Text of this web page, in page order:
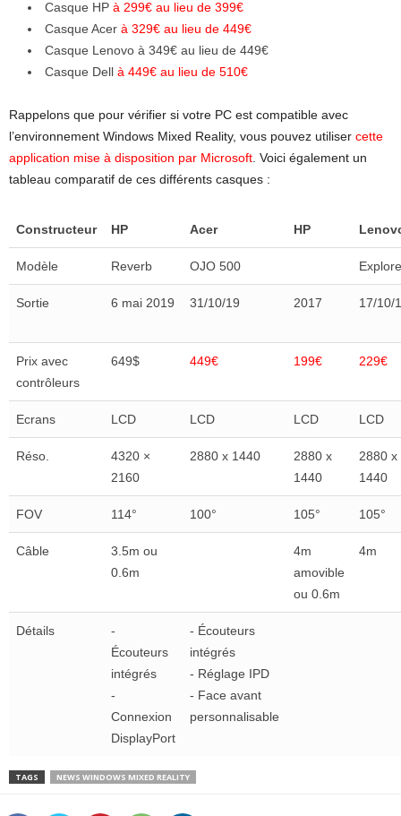
Casque HP à 299€ au lieu de 399€
Casque Acer à 329€ au lieu de 449€
Casque Lenovo à 349€ au lieu de 449€
Casque Dell à 449€ au lieu de 510€
Rappelons que pour vérifier si votre PC est compatible avec
l’environnement Windows Mixed Reality, vous pouvez utiliser cette
application mise à disposition par Microsoft. Voici également un
tableau comparatif de ces différents casques :
Constructeur HP Acer HP
Modèle Reverb OJO 500
Sortie 6 mai 2019 31/10/19 2017 17/10/
Prix avec
contrôleurs
649$ 449€ 199€ 229€
Ecrans LCD LCD LCD LCD
Réso.
4320 ×
2160
2880 x 1440
2880 x
1440
2880 x
1440
FOV 114° 100° 105° 105°
Câble
3.5m ou
0.6m
4m
amovible
ou 0.6m
4m
Détails
-
Écouteurs
intégrés
-
Connexion
DisplayPort
- Écouteurs
intégrés
- Réglage IPD
- Face avant
personnalisable
TAGS NEWS WINDOWS MIXED REALITY